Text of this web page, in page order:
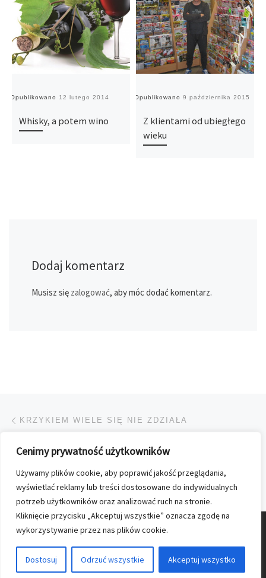
Cenimy prywatność użytkowników
Używamy plików cookie, aby poprawić jakość przeglądania,
wyświetlać reklamy lub treści dostosowane do indywidualnych
potrzeb użytkowników oraz analizować ruch na stronie.
Kliknięcie przycisku „Akceptuj wszystkie” oznacza zgodę na
wykorzystywanie przez nas plików cookie.
Dostosuj Odrzuć wszystkie Akceptuj wszystko
Opublikowano 12 lutego 2014
Whisky, a potem wino
Opublikowano 9 października 2015
Z klientami od ubiegłego
wieku
Dodaj komentarz
Musisz się zalogować, aby móc dodać komentarz.
Przeglądanie Wpisów
KRZYKIEM WIELE SIĘ NIE ZDZIAŁA
POWRÓT DO LISTY
BEZ PRZESADY, PROSZĘ
© 2026 Nasz Kolporter – Wszelkie prawa zastrzezone